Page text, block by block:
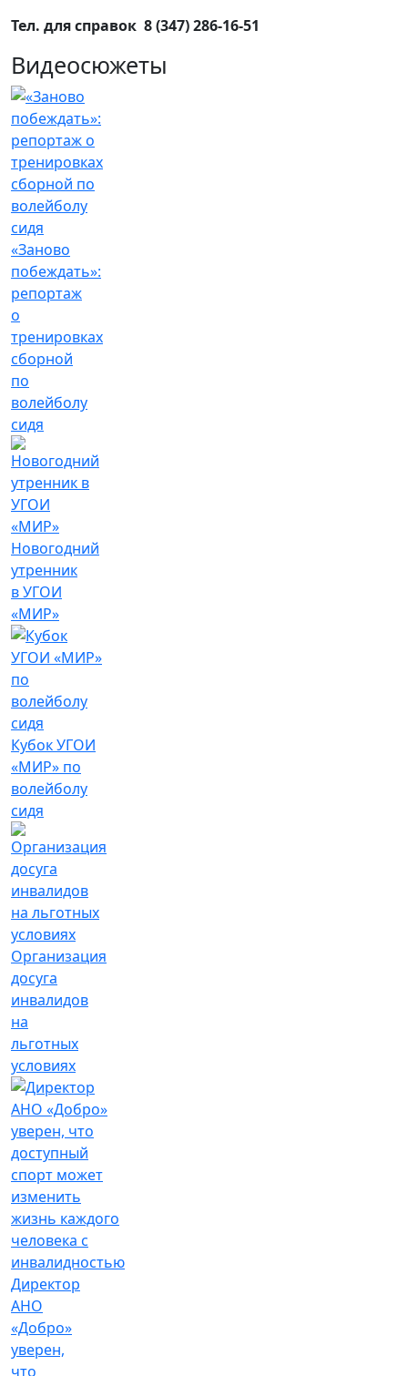
Тел. для справок 8 (347) 286-16-51
Видеосюжеты
«Заново
побеждать»:
репортаж
о
тренировках
сборной
по
волейболу
сидя
Новогодний
утренник
в УГОИ
«МИР»
Кубок УГОИ
«МИР» по
волейболу
сидя
Организация
досуга
инвалидов
на
льготных
условиях
Директор
АНО
«Добро»
уверен,
что